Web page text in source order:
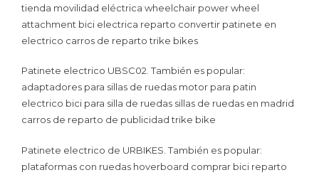
tienda movilidad eléctrica wheelchair power wheel
attachment bici electrica reparto convertir patinete en
electrico carros de reparto trike bikes
Patinete electrico UBSC02. También es popular:
adaptadores para sillas de ruedas motor para patin
electrico bici para silla de ruedas sillas de ruedas en madrid
carros de reparto de publicidad trike bike
Patinete electrico de URBIKES. También es popular:
plataformas con ruedas hoverboard comprar bici reparto